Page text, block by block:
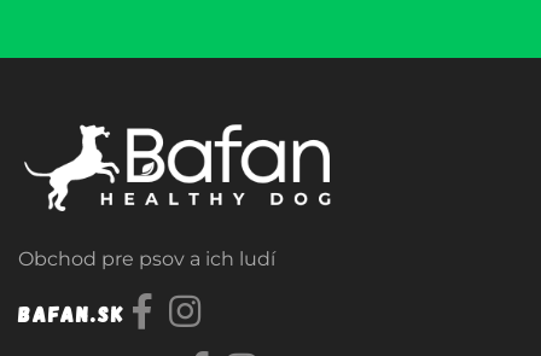
Obchod pre psov a ich ludí
Bafan.sk